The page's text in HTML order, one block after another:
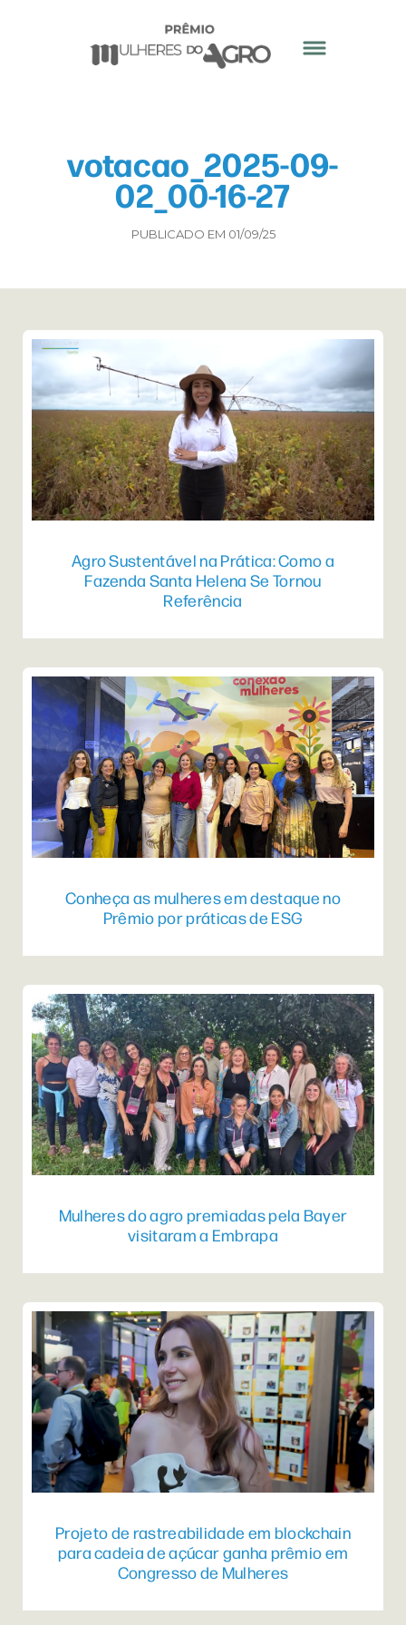
votacao_2025-09-
02_00-16-27
PUBLICADO EM 01/09/25
Agro Sustentável na Prática: Como a
Fazenda Santa Helena Se Tornou
Referência
Conheça as mulheres em destaque no
Prêmio por práticas de ESG
Mulheres do agro premiadas pela Bayer
visitaram a Embrapa
Projeto de rastreabilidade em blockchain
para cadeia de açúcar ganha prêmio em
Congresso de Mulheres